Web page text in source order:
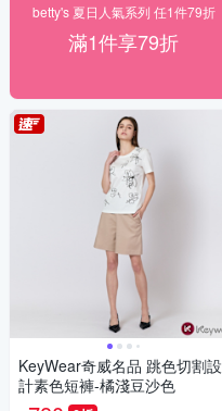
betty's 夏日人氣系列 任1件79折
滿1件享79折
KeyWear奇威名品 跳色切割設
計素色短褲-橘淺豆沙色